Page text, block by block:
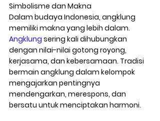
Simbolisme dan Makna
Dalam budaya Indonesia, angklung
memiliki makna yang lebih dalam.
Angklung sering kali dihubungkan
dengan nilai-nilai gotong royong,
kerjasama, dan kebersamaan. Tradisi
bermain angklung dalam kelompok
mengajarkan pentingnya
mendengarkan, merespons, dan
bersatu untuk menciptakan harmoni.